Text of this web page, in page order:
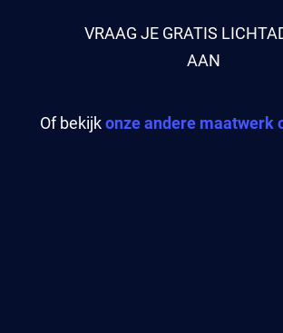
VRAAG JE GRATIS
AAN
Of bekijkonze andere maatwerk